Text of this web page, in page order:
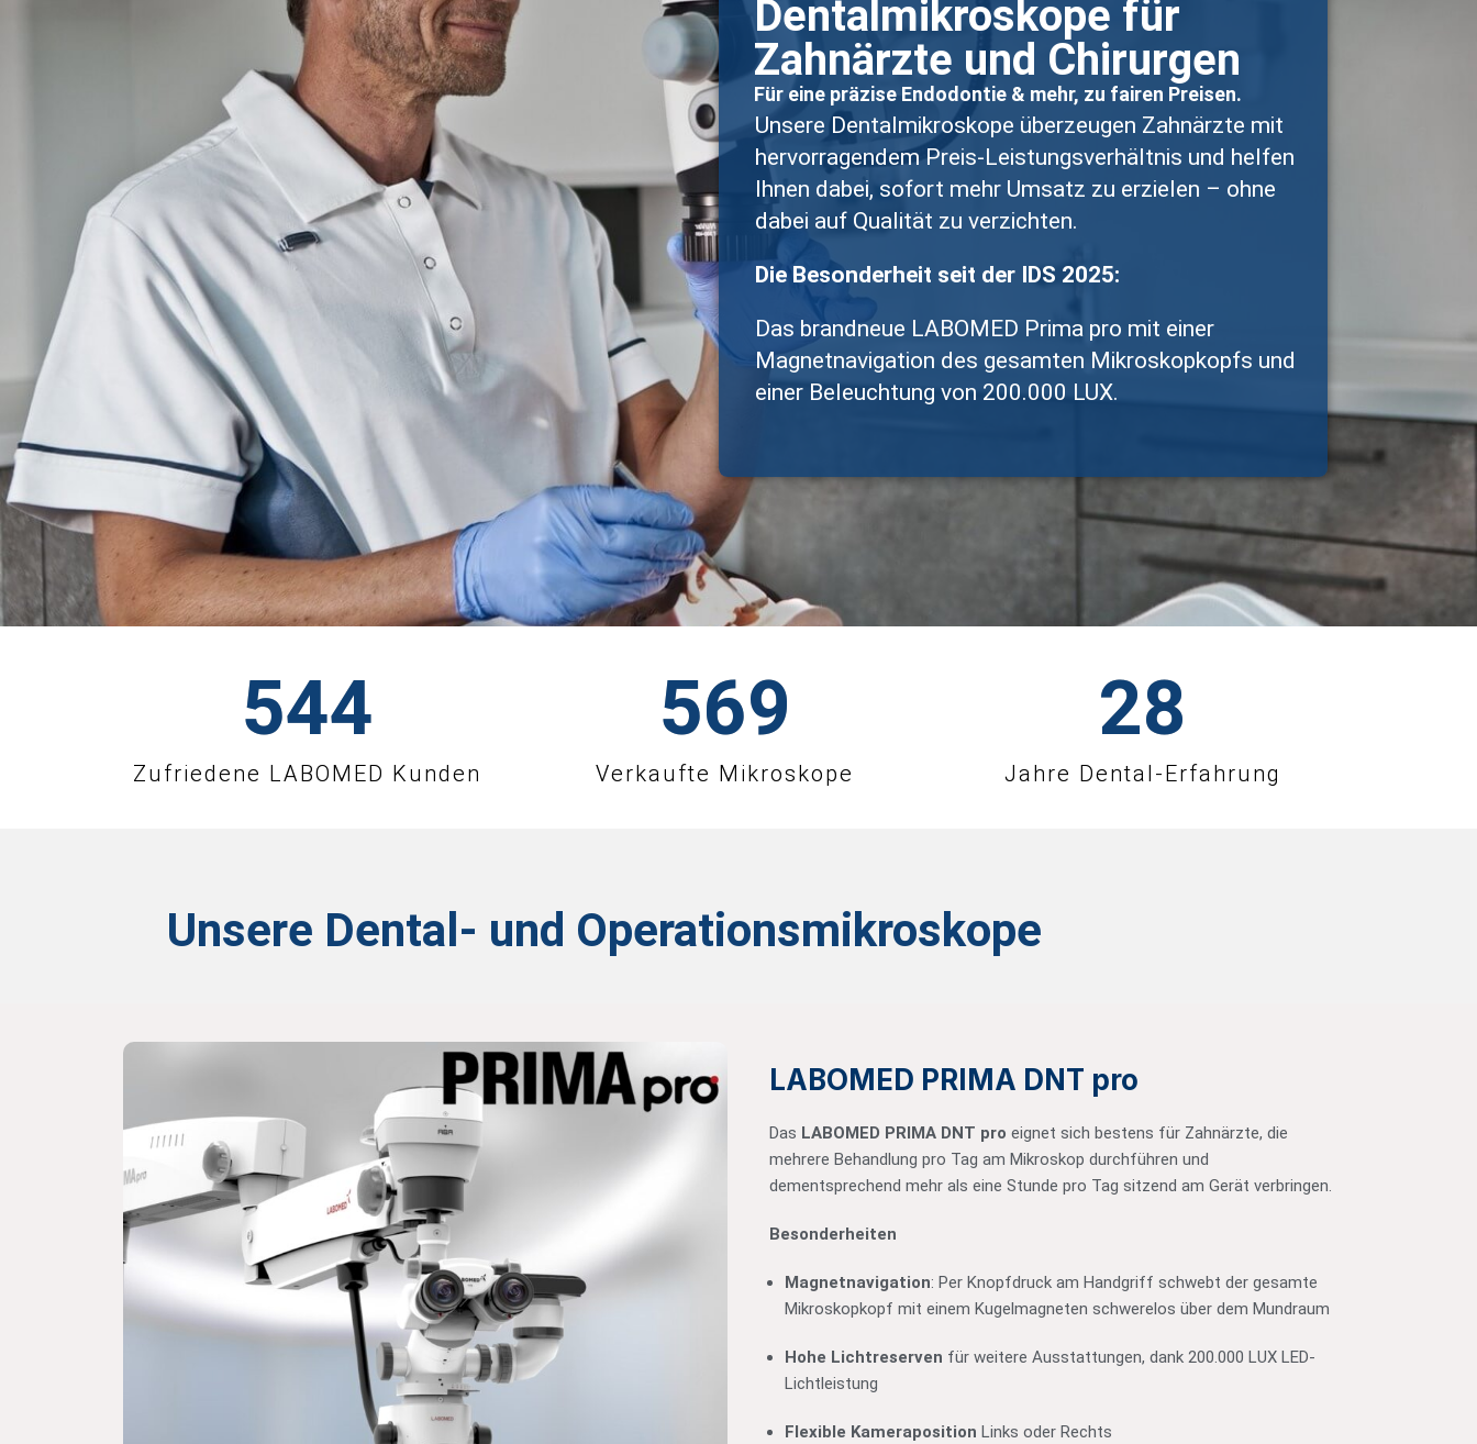
Format, Ideal für 3D Ansichten
(DVT)
EIZO RX270 21 Zoll
humanmedizinische
Befundung
Dentalmikroskope für
Zahnärzte und Chirurgen
Für eine präzise Endodontie & mehr, zu fairen Preisen.
Unsere Dentalmikroskope überzeugen Zahnärzte mit
hervorragendem Preis-Leistungsverhältnis und helfen
Ihnen dabei, sofort mehr Umsatz zu erzielen – ohne
dabei auf Qualität zu verzichten.
Die Besonderheit seit der IDS 2025:
Das brandneue LABOMED Prima pro mit einer
Magnetnavigation des gesamten Mikroskopkopfs und
einer Beleuchtung von 200.000 LUX.
Zufriedene LABOMED Kunden
545
Verkaufte Mikroskope
570
Jahre Dental-Erfahrung
29
Unsere Dental- und Operationsmikroskope
LABOMED PRIMA DNT pro
Das LABOMED PRIMA DNT pro eignet sich bestens für Zahnärzte, die
mehrere Behandlung pro Tag am Mikroskop durchführen und
dementsprechend mehr als eine Stunde pro Tag sitzend am Gerät verbringen.
Besonderheiten
Magnetnavigation: Per Knopfdruck am Handgriff schwebt der gesamte
Mikroskopkopf mit einem Kugelmagneten schwerelos über dem Mundraum
Hohe Lichtreserven für weitere Ausstattungen, dank 200.000 LUX LED-
Lichtleistung
Flexible Kameraposition Links oder Rechts